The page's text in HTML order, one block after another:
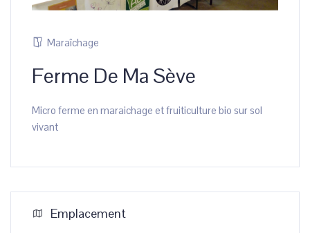
Maraîchage
Ferme De Ma Sève
Micro ferme en maraichage et fruiticulture bio sur sol
vivant
Emplacement